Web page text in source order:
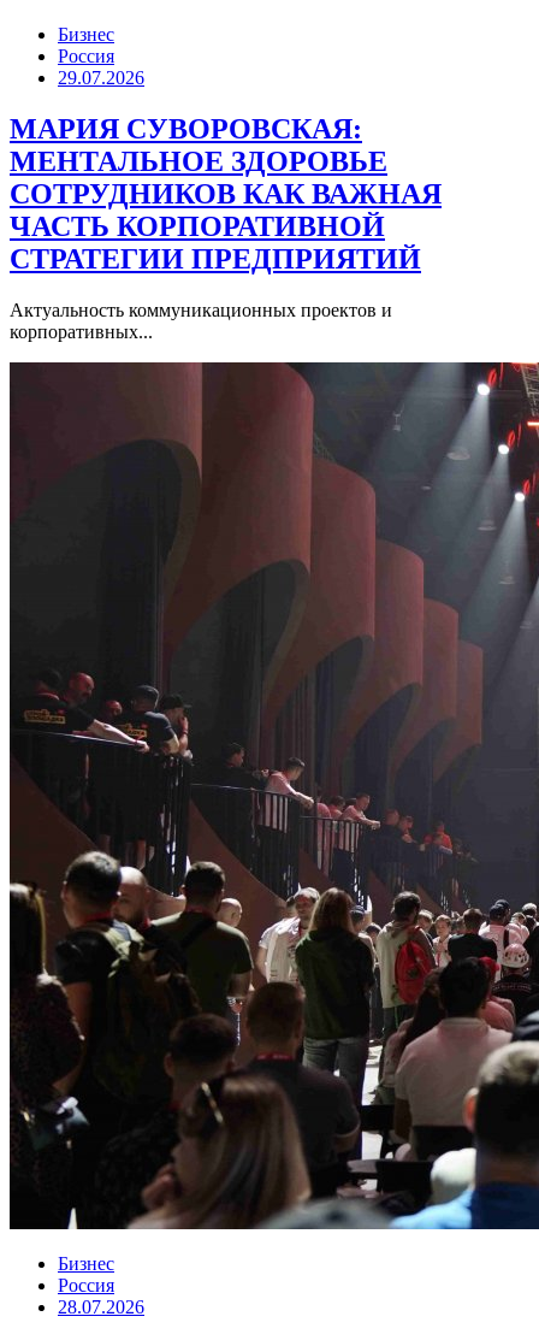
Бизнес
Россия
29.07.2026
МАРИЯ СУВОРОВСКАЯ:
МЕНТАЛЬНОЕ ЗДОРОВЬЕ
СОТРУДНИКОВ КАК ВАЖНАЯ
ЧАСТЬ КОРПОРАТИВНОЙ
СТРАТЕГИИ ПРЕДПРИЯТИЙ
Актуальность коммуникационных проектов и
корпоративных...
Бизнес
Россия
28.07.2026